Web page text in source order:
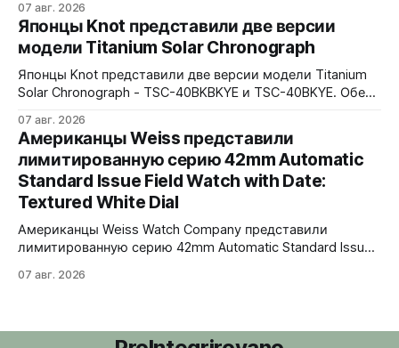
стекло 2,5 мм с антибликом. Крышка с гравировкой
дайверской маски. Соответствует стандарту MIL-STD-
810H. Водозащита 300 метров. 40x41,5 мм Seiko VH31A
кварц На черном каучуковом ремешке
07 авг. 2026
Японцы Knot представили две версии
модели Titanium Solar Chronograph
Японцы Knot представили две версии модели Titanium
Solar Chronograph - TSC-40BKBKYE и TSC-40BKYE. Обе
у TSC-40BKBKYE жёлтые акценты на чёрном
циферблате, у TSC-40BKYE - полностью жёлтый
циферблат. Логотип Knot также выполнен в жёлтом
цвете. Часы продаются в комплекте с силиконовым
ремешком.
07 авг. 2026
Американцы Weiss представили
лимитированную серию 42mm Automatic
Standard Issue Field Watch with Date:
Textured White Dial
Американцы Weiss Watch Company представили
лимитированную серию 42mm Automatic Standard Issue
честь пяти лет работы бренда в Нэшвилле вручную
часовая, минутная и секундная стрелки, подсветка
07 авг. 2026